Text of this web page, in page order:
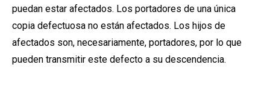
puedan estar afectados. Los portadores de una única
copia defectuosa no están afectados. Los hijos de
afectados son, necesariamente, portadores, por lo que
pueden transmitir este defecto a su descendencia.